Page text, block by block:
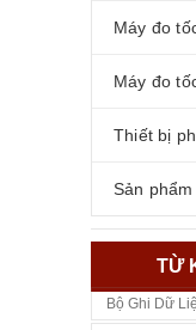
Máy đo
Máy đo
Thiết bị
Sản
TỪ
Bộ Ghi Dữ